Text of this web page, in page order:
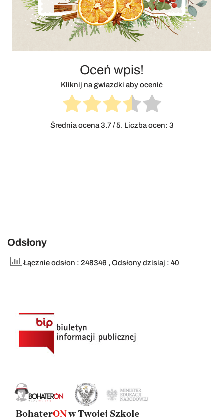
Oceń wpis!
Kliknij na gwiazdki aby ocenić
Średnia ocena3.7/ 5. Liczba ocen: 3
Odsłony
Łącznie odsłon : 248346 , Odsłony dzisiaj : 40